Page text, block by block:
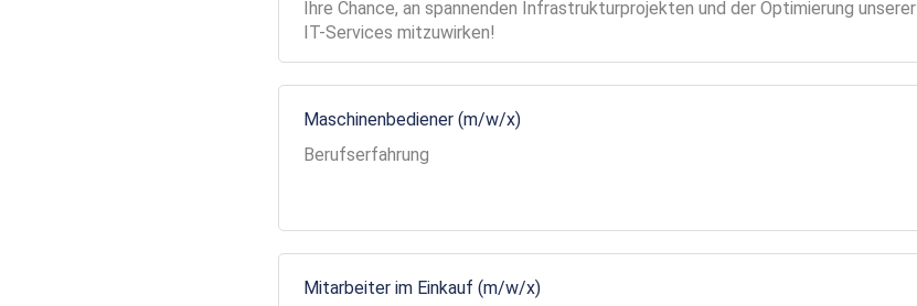
Ihre Chance, an spannenden Infrastrukturprojekten und der Optimierung unserer
IT-Services mitzuwirken!
Maschinenbediener (m/w/x)
Berufserfahrung
Mitarbeiter im Einkauf (m/w/x)